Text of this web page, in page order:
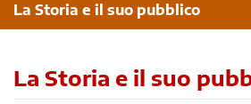
La Storia e il suo pubblico
La Storia e il suo